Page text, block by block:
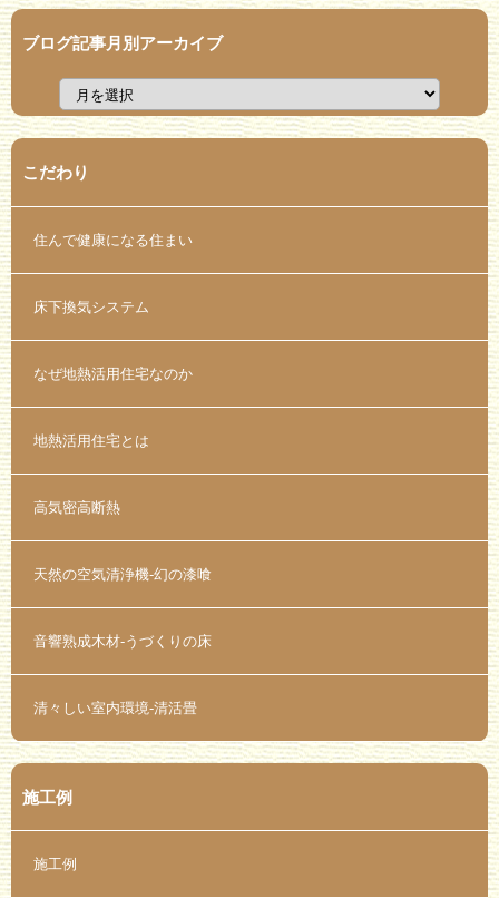
ブログ記事月別アーカイブ
こだわり
住んで健康になる住まい
床下換気システム
なぜ地熱活用住宅なのか
地熱活用住宅とは
高気密高断熱
天然の空気清浄機-幻の漆喰
音響熟成木材-うづくりの床
清々しい室内環境-清活畳
施工例
施工例